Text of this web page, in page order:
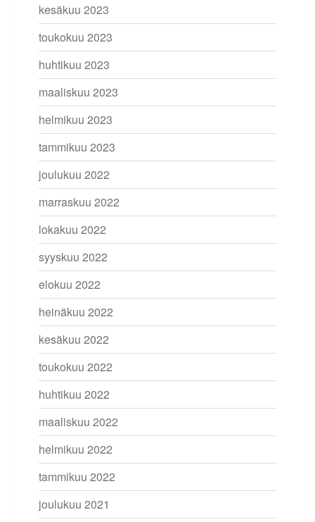
kesäkuu 2023
toukokuu 2023
huhtikuu 2023
maaliskuu 2023
helmikuu 2023
tammikuu 2023
joulukuu 2022
marraskuu 2022
lokakuu 2022
syyskuu 2022
elokuu 2022
heinäkuu 2022
kesäkuu 2022
toukokuu 2022
huhtikuu 2022
maaliskuu 2022
helmikuu 2022
tammikuu 2022
joulukuu 2021